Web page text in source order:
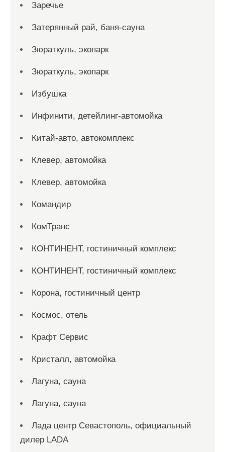
Заречье
Затерянный рай, баня-сауна
Зюраткуль, экопарк
Зюраткуль, экопарк
Избушка
Инфинити, детейлинг-автомойка
Китай-авто, автокомплекс
Клевер, автомойка
Клевер, автомойка
Командир
КомТранс
КОНТИНЕНТ, гостиничный комплекс
КОНТИНЕНТ, гостиничный комплекс
Корона, гостиничный центр
Космос, отель
Крафт Сервис
Кристалл, автомойка
Лагуна, сауна
Лагуна, сауна
Лада центр Севастополь, официальный
дилер LADA